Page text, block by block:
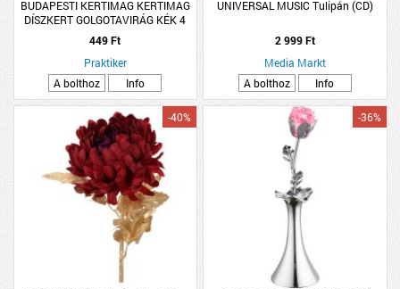
BUDAPESTI KERTIMAG KERTIMAG
DÍSZKERT GOLGOTAVIRÁG KÉK 4
449 Ft
Praktiker
A bolthoz
Info
UNIVERSAL MUSIC Tulipán (CD)
2 999 Ft
Media Markt
A bolthoz
Info
-40% -36%